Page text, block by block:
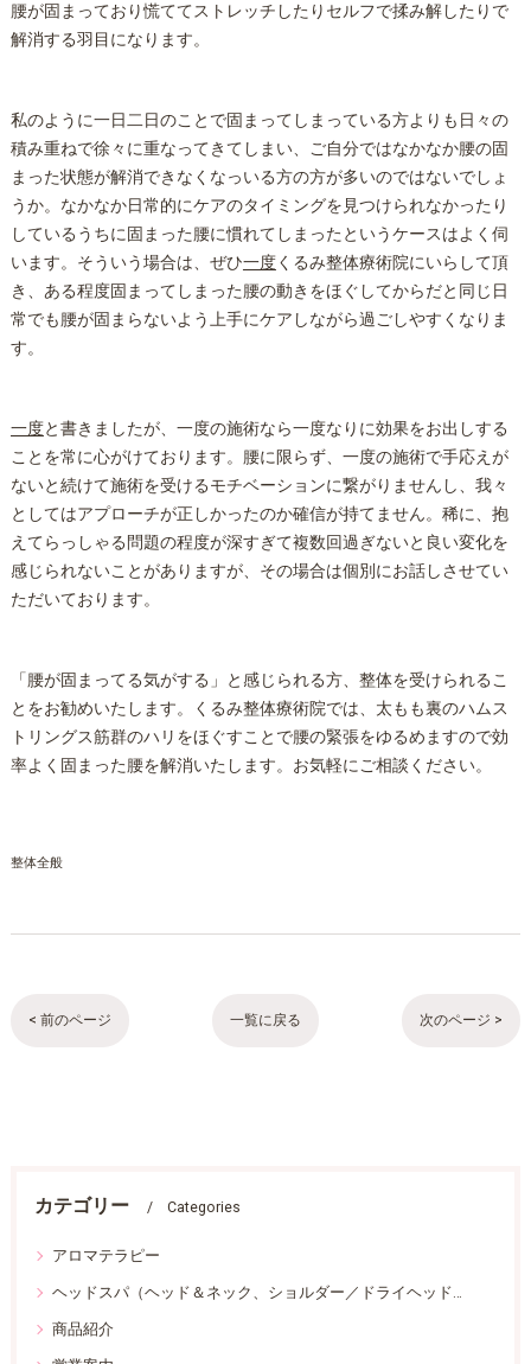
腰が固まっており慌ててストレッチしたりセルフで揉み解したりで
解消する羽目になります。
私のように一日二日のことで固まってしまっている方よりも日々の
積み重ねで徐々に重なってきてしまい、ご自分ではなかなか腰の固
まった状態が解消できなくなっいる方の方が多いのではないでしょ
うか。なかなか日常的にケアのタイミングを見つけられなかったり
しているうちに固まった腰に慣れてしまったというケースはよく伺
います。そういう場合は、ぜひ一度くるみ整体療術院にいらして頂
き、ある程度固まってしまった腰の動きをほぐしてからだと同じ日
常でも腰が固まらないよう上手にケアしながら過ごしやすくなりま
す。
一度と書きましたが、一度の施術なら一度なりに効果をお出しする
ことを常に心がけております。腰に限らず、一度の施術で手応えが
ないと続けて施術を受けるモチベーションに繋がりませんし、我々
としてはアプローチが正しかったのか確信が持てません。稀に、抱
えてらっしゃる問題の程度が深すぎて複数回過ぎないと良い変化を
感じられないことがありますが、その場合は個別にお話しさせてい
ただいております。
「腰が固まってる気がする」と感じられる方、 整体を受けられるこ
とをお勧めいたします。くるみ整体療術院では、太もも裏のハムス
トリングス筋群のハリをほぐすことで腰の緊張をゆるめますので効
率よく固まった腰を解消いたします。お気軽にご相談ください。
整体全般
< 前のページ 一覧に戻る 次のページ >
カテゴリー Categories
アロマテラピー
ヘッドスパ（ヘッド＆ネック、ショルダー／ドライヘッドスパ）
商品紹介